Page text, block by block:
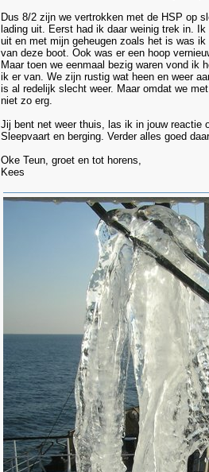
Dus 8/2 zijn we vertrokken met de HSP op
lading uit. Eerst had ik daar weinig trek in.
uit en met mijn geheugen zoals het is was
van deze boot. Ook was er een hoop
Maar toen we eenmaal bezig waren vond ik
ik er van. We zijn rustig wat heen en weer
is al redelijk slecht weer. Maar omdat we
niet zo erg.
Jij bent net weer thuis, las ik in jouw reactie
Sleepvaart en berging. Verder alles goed
Oke Teun, groet en tot horens,
Kees